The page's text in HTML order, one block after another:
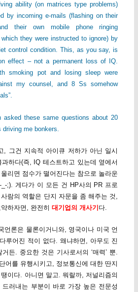
ability (on matrices type problems)
by incoming e-mails (flashing on their
their own mobile phone ringing
they were instructed to ignore) by
control condition. This, as you say, is
effect – not a permanent loss of IQ.
smoking pot and losing sleep were
my counsel, and 8 Ss somehow
asked these same questions about 20
me bonkers.
, 그건 지속적 아이큐 저하가 아닌 일시
하다(즉, IQ 테스트하고 있는데 옆에서
리면 점수가 떨어진다는 참으로 놀라운
;). 게다가 이 모든 건 HP사의 PR 프로
람의 역할은 단지 자문을 좀 해주는 것,
하자면, 완전히 대기업의 개사기다.
언론은 물론이거니와, 영국이나 미국 언
루어진 적이 없다. 왜냐하면, 아무도 진
든. 중요한 것은 기사로서의 ‘매력’ 뿐.
어를 유행시키고, 정보통신에 대한 딴지
이다. 아니면 말고. 뭐랄까, 저널리즘의
러내는 부분이 바로 가장 높은 전문성